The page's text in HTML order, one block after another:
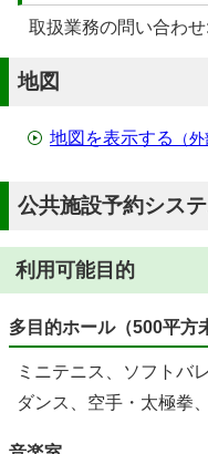
取扱業務の問い合わ
地図
地図を表示する （
公共施設予約シス
利用可能目的
多目的ホール（500平方
ミニテニス、ソフトバ
ダンス、空手・太極拳